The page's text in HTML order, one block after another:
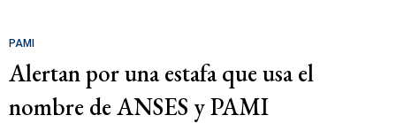
PAMI
Alertan por una estafa que usa el
nombre de ANSES y PAMI